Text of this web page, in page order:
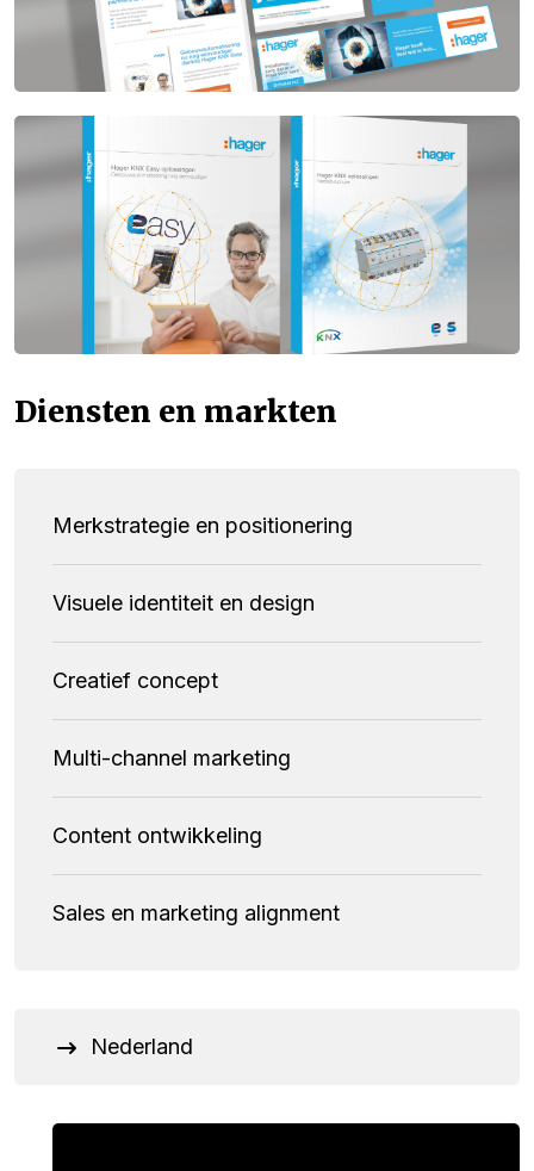
Diensten en markten
Merkstrategie en positionering
Visuele identiteit en design
Creatief concept
Multi-channel marketing
Content ontwikkeling
Sales en marketing alignment
Nederland